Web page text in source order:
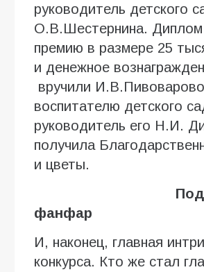
руководитель детского
О.В.Шестернина. Диплом
премию в размере 25
и денежное
вручили
воспитателю детского
руководитель его Н.И.
получила
и цветы.
Под
фанфар
И, наконец, главная
конкурса. Кто же стал